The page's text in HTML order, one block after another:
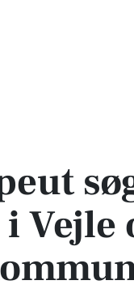
og Fredericia kommune
Vejle